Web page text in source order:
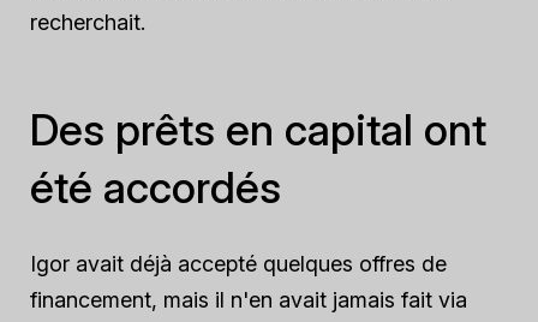
recherchait.
Des prêts en capital ont
été accordés
Igor avait déjà accepté quelques offres de
financement, mais il n'en avait jamais fait via